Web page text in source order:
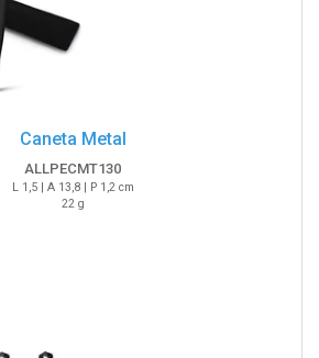
Caneta Metal
ALLPECMT130
L 1,5 | A 13,8 | P 1,2 cm
22 g